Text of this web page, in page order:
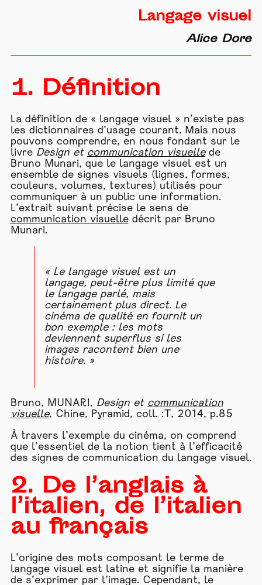
1. Définition
La définition de « langage visuel » n’existe pas
les dictionnaires d’usage courant. Mais nous
pouvons comprendre, en nous fondant sur le
livre Design et communication visuellede
Bruno Munari, que le langage visuel est un
ensemble de signes visuels (lignes, formes,
couleurs, volumes, textures) utilisés pour
communiquer à un public une information.
L’extrait suivant précise le sens de
communication visuelledécrit par Bruno
Munari.
« Le langage visuel est un
langage, peut-être plus limité que
le langage parlé, mais
certainement plus direct. Le
cinéma de qualité en fournit un
bon exemple : les mots
deviennent superflus si les
images racontent bien une
histoire. »
Bruno, MUNARI, Design et communication
visuelle, Chine, Pyramid, coll. :T, 2014, p.85
À travers l’exemple du cinéma, on comprend
que l’essentiel de la notion tient à l’efficacité
des signes de communication du langage visuel.
2. De l’anglais à
l’italien, de l’italien
au français
L’origine des mots composant le terme de
langage visuel est latine et signifie la manière
de s’exprimer par l’image. Cependant, le
Langage visuel
Alice Dore